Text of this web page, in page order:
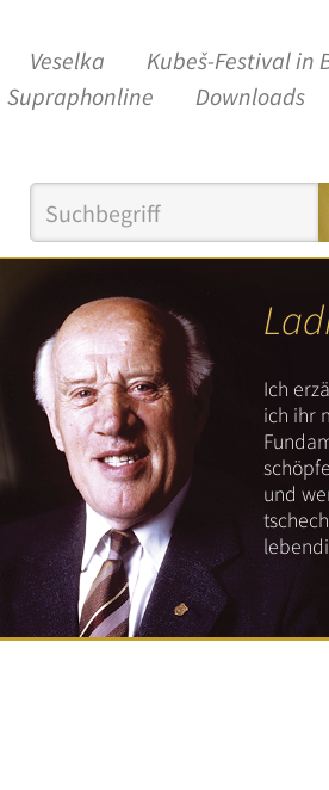
Veselka
Kubeš-Festival in
Supraphonline Downloads
Ich
ich ihr
und